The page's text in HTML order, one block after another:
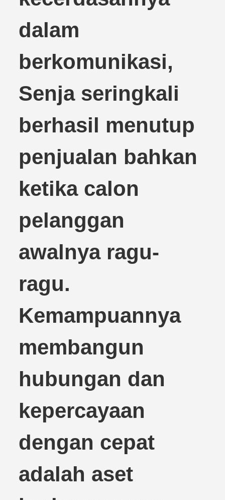
dalam
berkomunikasi,
Senja seringkali
berhasil menutup
penjualan bahkan
ketika calon
pelanggan
awalnya ragu-
ragu.
Kemampuannya
membangun
hubungan dan
kepercayaan
dengan cepat
adalah aset